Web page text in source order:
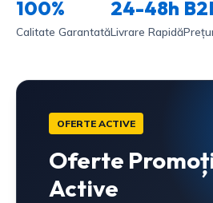
100%
Calitate Garantată
24-48h
Livrare Rapidă
OFERTE ACTIVE
Oferte
Active